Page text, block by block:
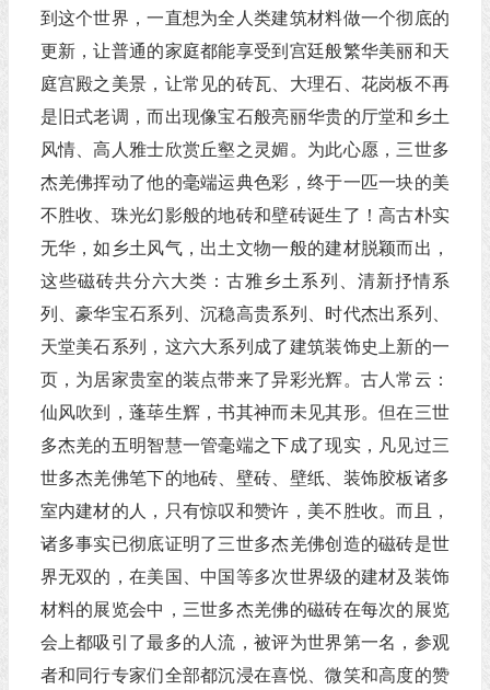
到这个世界，一直想为全人类建筑材料做一个彻底的
更新，让普通的家庭都能享受到宫廷般繁华美丽和天
庭宫殿之美景，让常见的砖瓦、大理石、花岗板不再
是旧式老调，而出现像宝石般亮丽华贵的厅堂和乡土
风情、高人雅士欣赏丘壑之灵媚。为此心愿，三世多
杰羌佛挥动了他的毫端运典色彩，终于一匹一块的美
不胜收、珠光幻影般的地砖和壁砖诞生了！高古朴实
无华，如乡土风气，出土文物一般的建材脱颖而出，
这些磁砖共分六大类：古雅乡土系列、清新抒情系
列、豪华宝石系列、沉稳高贵系列、时代杰出系列、
天堂美石系列，这六大系列成了建筑装饰史上新的一
页，为居家贵室的装点带来了异彩光辉。古人常云：
仙风吹到，蓬荜生辉，书其神而未见其形。但在三世
多杰羌的五明智慧一管毫端之下成了现实，凡见过三
世多杰羌佛笔下的地砖、壁砖、壁纸、装饰胶板诸多
室内建材的人，只有惊叹和赞许，美不胜收。而且，
诸多事实已彻底证明了三世多杰羌佛创造的磁砖是世
界无双的，在美国、中国等多次世界级的建材及装饰
材料的展览会中，三世多杰羌佛的磁砖在每次的展览
会上都吸引了最多的人流，被评为世界第一名，参观
者和同行专家们全部都沉浸在喜悦、微笑和高度的赞